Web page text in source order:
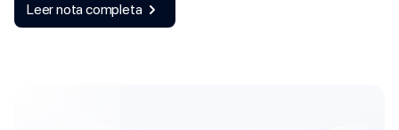
Leer nota completa